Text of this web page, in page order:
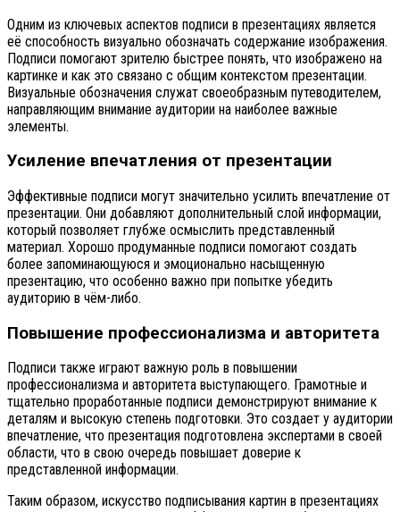
Одним из ключевых аспектов подписи в презентациях является
её способность визуально обозначать содержание изображения.
Подписи помогают зрителю быстрее понять, что изображено на
картинке и как это связано с общим контекстом презентации.
Визуальные обозначения служат своеобразным путеводителем,
направляющим внимание аудитории на наиболее важные
элементы.
Усиление впечатления от презентации
Эффективные подписи могут значительно усилить впечатление от
презентации. Они добавляют дополнительный слой информации,
который позволяет глубже осмыслить представленный
материал. Хорошо продуманные подписи помогают создать
более запоминающуюся и эмоционально насыщенную
презентацию, что особенно важно при попытке убедить
аудиторию в чём-либо.
Повышение профессионализма и авторитета
Подписи также играют важную роль в повышении
профессионализма и авторитета выступающего. Грамотные и
тщательно проработанные подписи демонстрируют внимание к
деталям и высокую степень подготовки. Это создает у аудитории
впечатление, что презентация подготовлена экспертами в своей
области, что в свою очередь повышает доверие к
представленной информации.
Таким образом, искусство подписывания картин в презентациях